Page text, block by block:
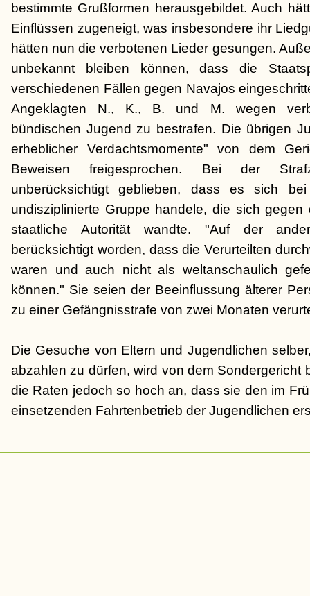
bestimmte Grußformen herausgebildet. Auch
Einflüssen zugeneigt, was insbesondere ihr
hätten nun die verbotenen Lieder gesungen.
unbekannt bleiben können, dass die
verschiedenen Fällen gegen Navajos
Angeklagten N., K., B. und M. wegen
bündischen Jugend zu bestrafen. Die übrigen
erheblicher Verdachtsmomente" von dem
Beweisen freigesprochen. Bei der
unberücksichtigt geblieben, dass es sich
undisziplinierte Gruppe handele, die sich
staatliche Autorität wandte. "Auf der
berücksichtigt worden, dass die Verurteilten
waren und auch nicht als weltanschaulich
können." Sie seien der Beeinflussung älterer
zu einer Gefängnisstrafe von zwei Monaten
Die Gesuche von Eltern und Jugendlichen
abzahlen zu dürfen, wird von dem Sondergericht
die Raten jedoch so hoch an, dass sie den im
einsetzenden Fahrtenbetrieb der Jugendlichen